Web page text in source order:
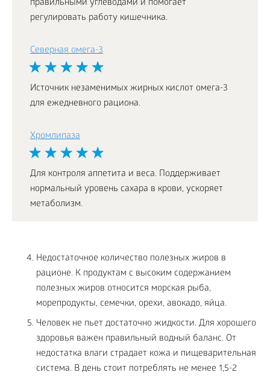
правильными углеводами и помогает
регулировать работу кишечника.
Северная омега-3
Источник незаменимых жирных кислот омега-3
для ежедневного рациона.
Хромлипаза
Для контроля аппетита и веса. Поддерживает
нормальный уровень сахара в крови, ускоряет
метаболизм.
Недостаточное количество полезных жиров в
рационе. К продуктам с высоким содержанием
полезных жиров относится морская рыба,
морепродукты, семечки, орехи, авокадо, яйца.
Человек не пьет достаточно жидкости. Для хорошего
здоровья важен правильный водный баланс. От
недостатка влаги страдает кожа и пищеварительная
система. В день стоит потреблять не менее 1,5-2